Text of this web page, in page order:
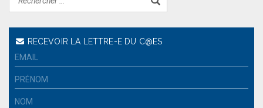
RECEVOIR LA LETTRE-E DU C@ES